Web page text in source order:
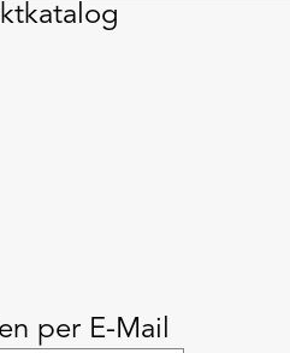
per E-Mail